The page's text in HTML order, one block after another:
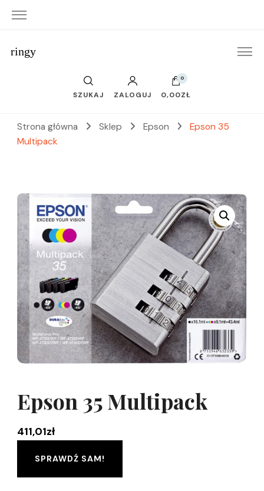
ringy
SZUKAJ ZALOGUJ
0
0,00ZŁ
Strona główna Sklep Epson
Epson 35
Multipack
Epson 35 Multipack
411,01zł
SPRAWDŹ SAM!